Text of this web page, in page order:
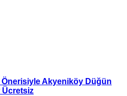
Önerisiyle Akyeniköy Düğün
Ücretsiz